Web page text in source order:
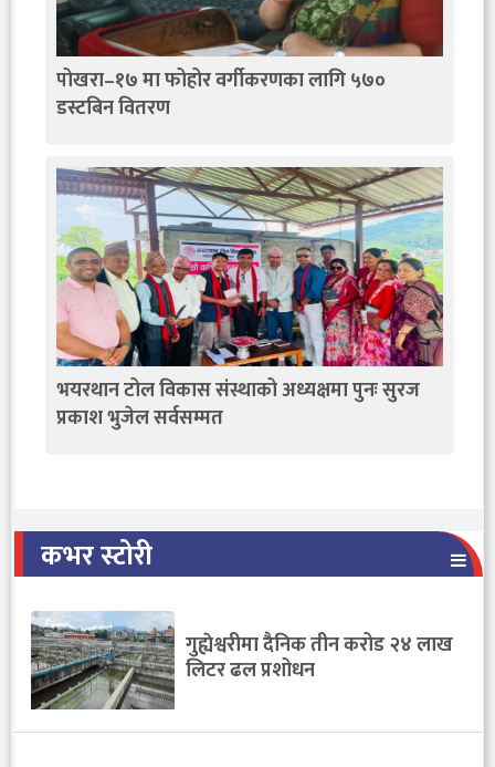
पोखरा–१७ मा फोहोर वर्गीकरणका लागि ५७०
डस्टबिन वितरण
भयरथान टोल विकास संस्थाको अध्यक्षमा पुनः सुरज
प्रकाश भुजेल सर्वसम्मत
कभर स्टोरी
गुह्येश्वरीमा दैनिक तीन करोड २४ लाख
लिटर ढल प्रशोधन